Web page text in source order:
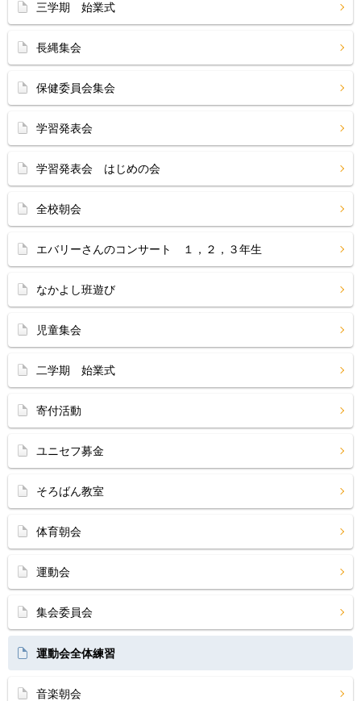
三学期 始業式
長縄集会
保健委員会集会
学習発表会
学習発表会 はじめの会
全校朝会
エバリーさんのコンサート １，２，３年生
なかよし班遊び
児童集会
二学期 始業式
寄付活動
ユニセフ募金
そろばん教室
体育朝会
運動会
集会委員会
運動会全体練習
音楽朝会